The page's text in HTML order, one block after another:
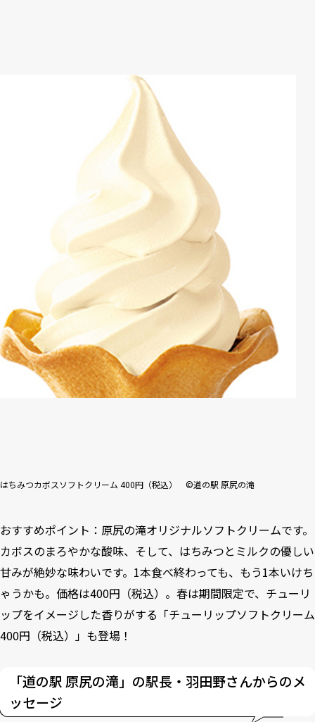
はちみつカボスソフトクリーム 400円（税込） ©道の駅 原尻の滝
おすすめポイント：原尻の滝オリジナルソフトクリームです。
カボスのまろやかな酸味、そして、はちみつとミルクの優しい
甘みが絶妙な味わいです。1本食べ終わっても、もう1本いけち
ゃうかも。価格は400円（税込）。春は期間限定で、チューリ
ップをイメージした香りがする「チューリップソフトクリーム
400円（税込）」も登場！
「道の駅 原尻の滝」の駅長・羽田野さんからのメ
ッセージ